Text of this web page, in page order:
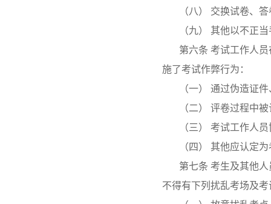
（八） 交换试卷、
（九） 其他以不正
第六条 考试工作人
施了考试作弊行为：
（一） 通过伪造证
（二） 评卷过程中
（三） 考试工作人
（四） 其他应认定
第七条 考生及其他
不得有下列扰乱考场及